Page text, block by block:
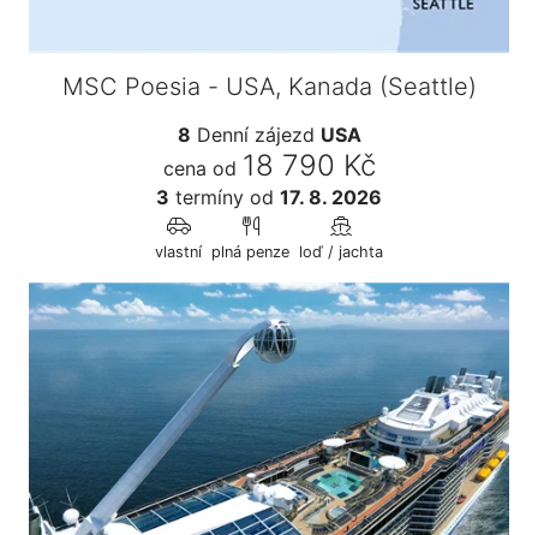
MSC Poesia - USA, Kanada (Seattle)
8 Denní zájezd USA
cena od 18 790 Kč
3 termíny od 17. 8. 2026
vlastní plná penze loď / jachta